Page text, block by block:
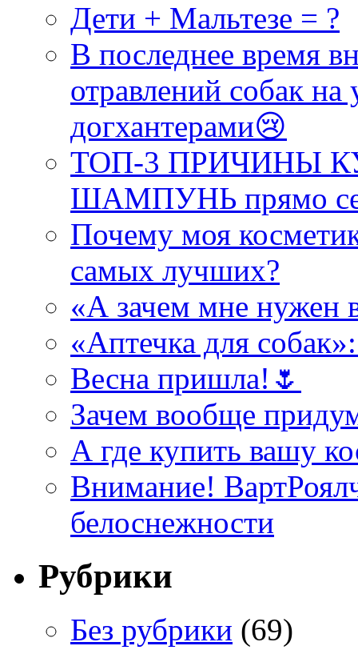
Дети + Мальтезе = ?
В последнее время
отравлений собак
догхантерами😢
ТОП-3 ПРИЧИНЫ
ШАМПУНЬ прямо
Почему моя
самых лучших?
«А зачем мне нужен
«Аптечка для
Весна пришла!🌷
Зачем вообще
А где купить вашу
Внимание!
белоснежности
Рубрики
Без рубрики (69)